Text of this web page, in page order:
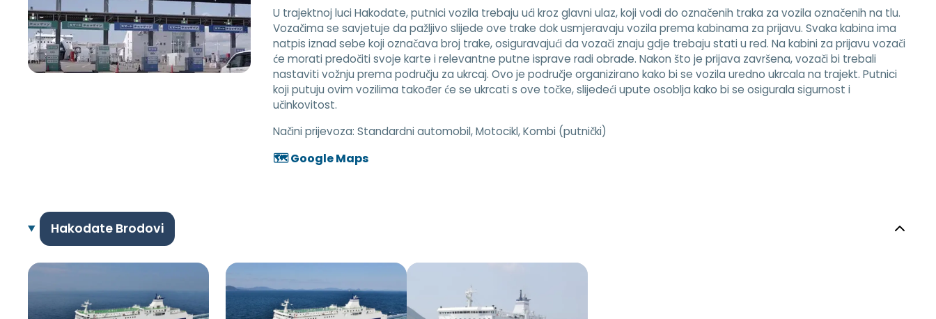
U trajektnoj luci Hakodate, putnici vozila trebaju ući kroz glavni ulaz, koji vodi do označenih traka za vozila označenih na tlu.
Vozačima se savjetuje da pažljivo slijede ove trake dok usmjeravaju vozila prema kabinama za prijavu. Svaka kabina ima
natpis iznad sebe koji označava broj trake, osiguravajući da vozači znaju gdje trebaju stati u red. Na kabini za prijavu vozači
će morati predočiti svoje karte i relevantne putne isprave radi obrade. Nakon što je prijava završena, vozači bi trebali
nastaviti vožnju prema području za ukrcaj. Ovo je područje organizirano kako bi se vozila uredno ukrcala na trajekt. Putnici
koji putuju ovim vozilima također će se ukrcati s ove točke, slijedeći upute osoblja kako bi se osigurala sigurnost i
učinkovitost.
Načini prijevoza: Standardni automobil, Motocikl, Kombi (putnički)
🗺️ Google Maps
Hakodate Brodovi